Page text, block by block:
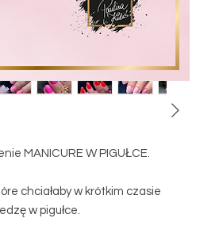
MANICURE W PIGUŁCE.
chciałaby w krótkim czasie
w pigułce.